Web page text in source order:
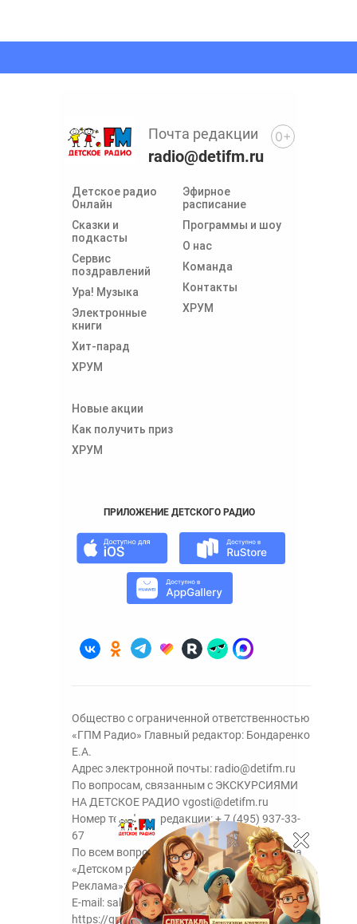
Детское радио
Онлайн
Сказки и
подкасты
Сервис
поздравлений
Ура! Музыка
Электронные
книги
Хит-парад
ХРУМ
Эфирное
расписание
Программы и шоу
О нас
Команда
Контакты
ХРУМ
Новые акции
Как получить приз
ХРУМ
Почта редакции
radio@detifm.ru
ПРИЛОЖЕНИЕ ДЕТСКОГО РАДИО
0+
Общество с ограниченной ответственностью
«ГПМ Радио» Главный редактор: Бондаренко
Е.А.
Адрес электронной почты: radio@detifm.ru
По вопросам, связанным с ЭКСКУРСИЯМИ
НА ДЕТСКОЕ РАДИО vgosti@detifm.ru
Номер телефона редакции:+ 7 (495) 937-33-
67
По всем вопросам размещения рекламы на
«Детском радио» - сейлз-хаус «ГПМ
Реклама»:+7 (495) 921-40-41
E-mail: sales@gazprom-media.ru
https://gpmsaleshouse.ru/